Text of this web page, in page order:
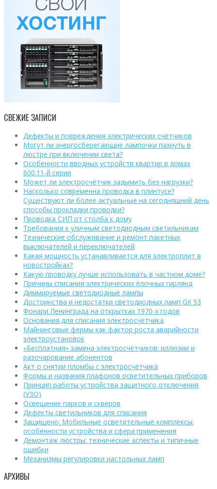
СВЕЖИЕ ЗАПИСИ
Дефекты и повреждения электрических счётчиков
Могут ли энергосберегающие лампочки пахнуть в
люстре при включении света?
Особенности вводных устройств квартир в домах
600.11-й серии
Может ли электросчётчик задымить без нагрузки?
Насколько современна проводка в плинтусе?
Существуют ли более актуальные на сегодняшний день
способы прокладки проводки?
Проводка СИП от столба к дому
Требования к уличным светодиодным светильникам
Технические обслуживание и ремонт пакетных
выключателей и переключателей
Какая мощность устанавливается для электроплит в
новостройках?
Какую проводку лучше использовать в частном доме?
Причины списания электрических ёлочных гирлянд
Диммируемые светодиодные лампы
Достоинства и недостатки светодиодных ламп GX 53
Фонари Ленинграда на открытках 1970-х годов
Основания для списания электросчётчика
Майнинговые фермы как фактор роста аварийности
электроустановок
«Бесплатная» замена электросчётчиков: иллюзии и
разочарование абонентов
Акт о снятии пломбы с электросчётчика
Формы и названия плафонов осветительных приборов
Принцип работы устройства защитного отключения
(УЗО)
Освещение парков и скверов
Дефекты светильников для списания
Защищено: Мобильные осветительные комплексы:
особенности устройства и сфера применения
Демонтаж люстры: технические аспекты и типичные
ошибки
Механизмы регулировки настольных ламп
АРХИВЫ